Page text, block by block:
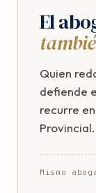
El
Quien
defiende
recurre
Provincial.
Mismo